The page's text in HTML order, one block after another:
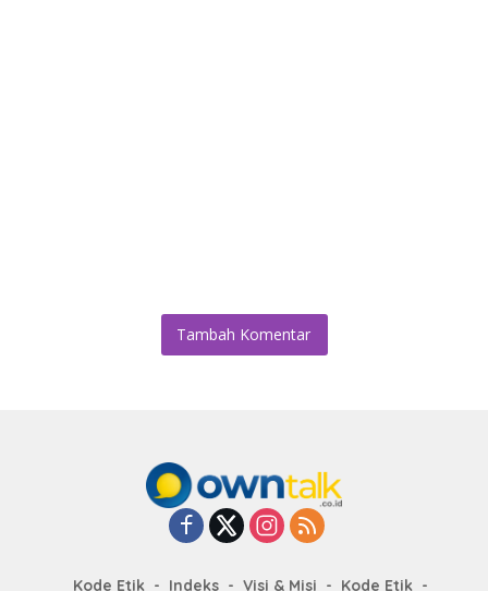
Tambah Komentar
Kode Etik Indeks Visi & Misi
Kode Etik